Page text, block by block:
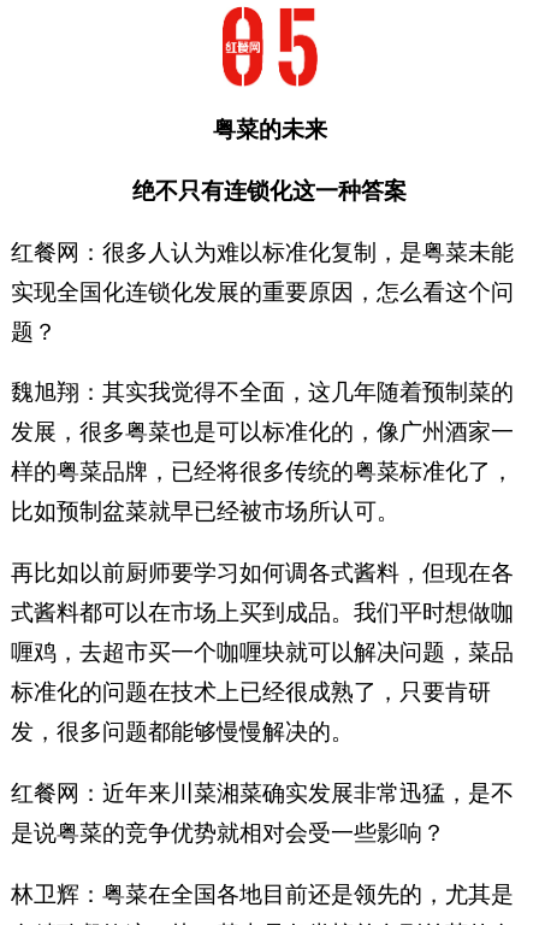
粤菜的未来
绝不只有连锁化这一种答案
红餐网：很多人认为难以标准化复制，是粤菜未能
实现全国化连锁化发展的重要原因，怎么看这个问
题？
魏旭翔：其实我觉得不全面，这几年随着预制菜的
发展，很多粤菜也是可以标准化的，像广州酒家一
样的粤菜品牌，已经将很多传统的粤菜标准化了，
比如预制盆菜就早已经被市场所认可。
再比如以前厨师要学习如何调各式酱料，但现在各
式酱料都可以在市场上买到成品。我们平时想做咖
喱鸡，去超市买一个咖喱块就可以解决问题，菜品
标准化的问题在技术上已经很成熟了，只要肯研
发，很多问题都能够慢慢解决的。
红餐网：近年来川菜湘菜确实发展非常迅猛，是不
是说粤菜的竞争优势就相对会受一些影响？
林卫辉：粤菜在全国各地目前还是领先的，尤其是